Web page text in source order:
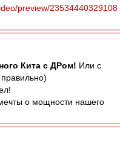
preview/23534440329108
Кита с ДРом! Или с
о мощности нашего